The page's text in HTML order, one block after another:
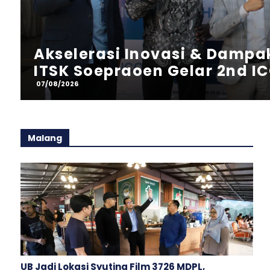
Eksekusi Proker PIC 2 KKN-
Kolaborasi DKV ITB Asia Di
07/08/2026
Malang
UB Jadi Lokasi Syuting Film 3726 MDPL,